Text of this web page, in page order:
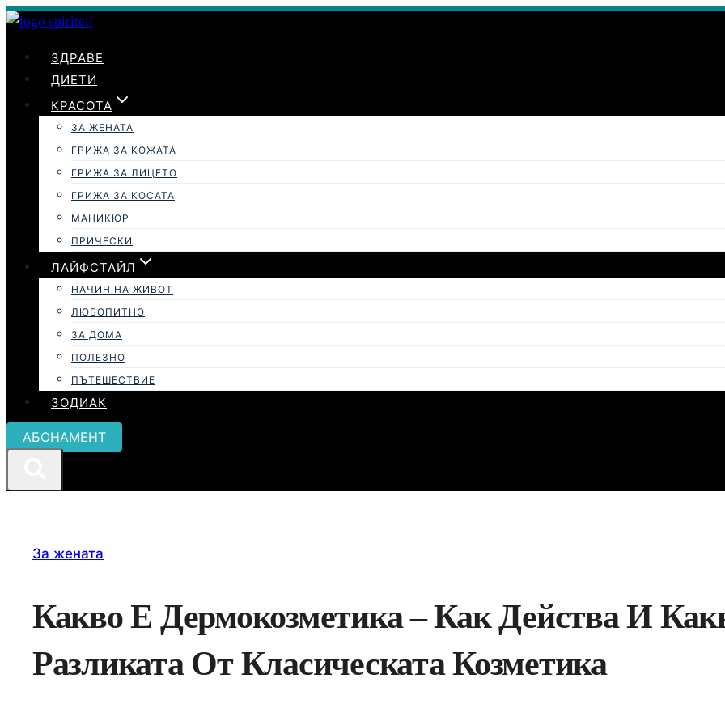
Към
ЗДРАВЕ
ДИЕТИ
КРАСОТА
ЗА ЖЕНАТА
ГРИЖА ЗА КОЖАТА
ГРИЖА ЗА ЛИЦЕТО
ГРИЖА ЗА КОСАТА
МАНИКЮР
ПРИЧЕСКИ
ЛАЙФСТАЙЛ
НАЧИН НА ЖИВОТ
ЛЮБОПИТНО
ЗА ДОМА
ПОЛЕЗНО
ПЪТЕШЕСТВИЕ
ЗОДИАК
АБОНАМЕНТ
За жената
Какво Е Дермокозметика – Как Действа И
Разликата От Класическата Козметика